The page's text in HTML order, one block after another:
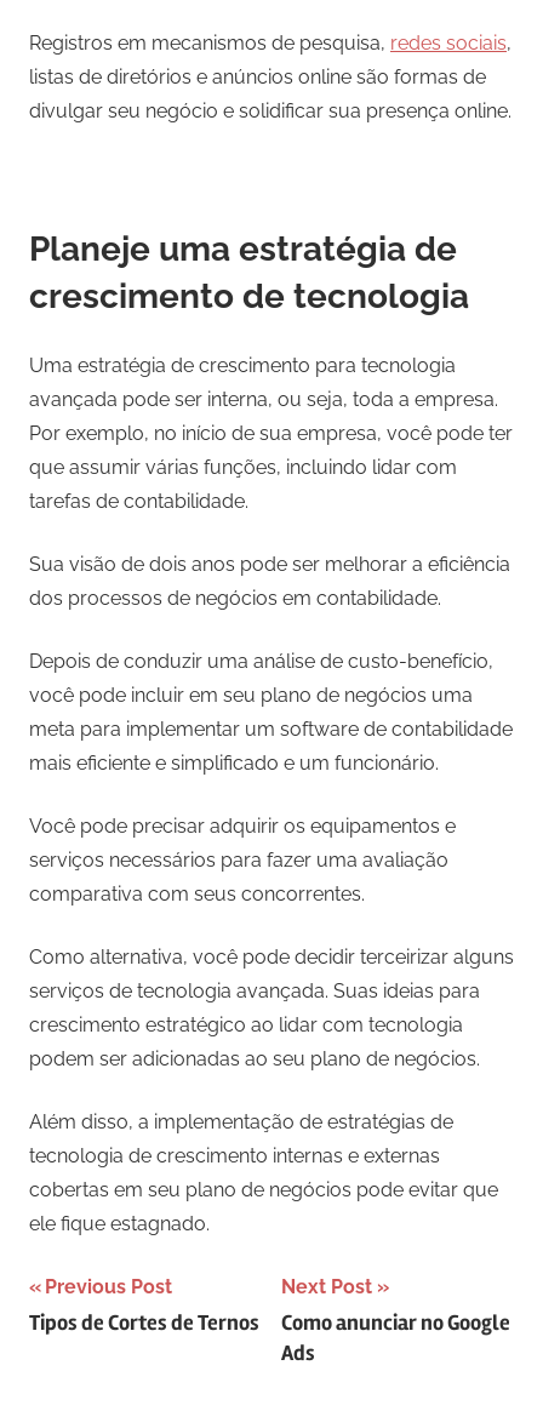
Registros em mecanismos de pesquisa, redes sociais,
listas de diretórios e anúncios online são formas de
divulgar seu negócio e solidificar sua presença online.
Planeje uma estratégia de
crescimento de tecnologia
Uma estratégia de crescimento para tecnologia
avançada pode ser interna, ou seja, toda a empresa.
Por exemplo, no início de sua empresa, você pode ter
que assumir várias funções, incluindo lidar com
tarefas de contabilidade.
Sua visão de dois anos pode ser melhorar a eficiência
dos processos de negócios em contabilidade.
Depois de conduzir uma análise de custo-benefício,
você pode incluir em seu plano de negócios uma
meta para implementar um software de contabilidade
mais eficiente e simplificado e um funcionário.
Você pode precisar adquirir os equipamentos e
serviços necessários para fazer uma avaliação
comparativa com seus concorrentes.
Como alternativa, você pode decidir terceirizar alguns
serviços de tecnologia avançada. Suas ideias para
crescimento estratégico ao lidar com tecnologia
podem ser adicionadas ao seu plano de negócios.
Além disso, a implementação de estratégias de
tecnologia de crescimento internas e externas
cobertas em seu plano de negócios pode evitar que
ele fique estagnado.
Navegação
de
Previous Post
Tipos de Cortes de Ternos
Next Post
Como anunciar no Google
Ads